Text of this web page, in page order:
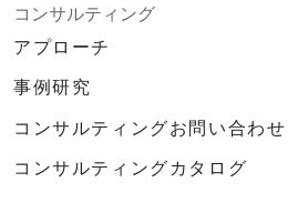
コンサルティング
アプローチ
事例研究
コンサルティングお問い合わせ
コンサルティングカタログ